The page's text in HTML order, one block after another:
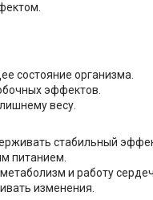
состояние организма.
эффектов.
весу.
стабильный
питанием.
и работу
изменения.